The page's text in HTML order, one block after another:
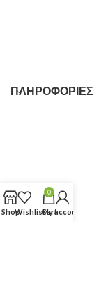
ΠΛΗΡΟΦΟΡΊΕΣ
ShopWishlist
0
Cart
My account